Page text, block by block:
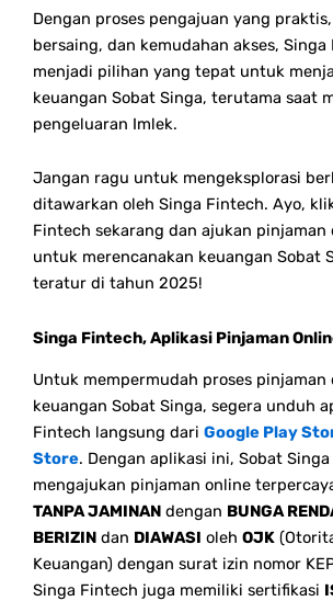
Dengan proses pengajuan yang
bersaing, dan kemudahan akses,
menjadi pilihan yang tepat untuk
keuangan Sobat Singa, terutama saat
pengeluaran Imlek.
Jangan ragu untuk mengeksplorasi
ditawarkan oleh Singa Fintech. Ayo,
Fintech sekarang dan ajukan pinjaman
untuk merencanakan keuangan Sobat
teratur di tahun 2025!
Singa Fintech, Aplikasi Pinjaman
Untuk mempermudah proses pinjaman
keuangan Sobat Singa, segera unduh
Fintech langsung dari Google Play
Store. Dengan aplikasi ini, Sobat Singa
mengajukan pinjaman online
TANPA JAMINAN dengan BUNGA
BERIZIN dan DIAWASI oleh OJK
Keuangan) dengan surat izin nomor
Singa Fintech juga memiliki sertifikasi